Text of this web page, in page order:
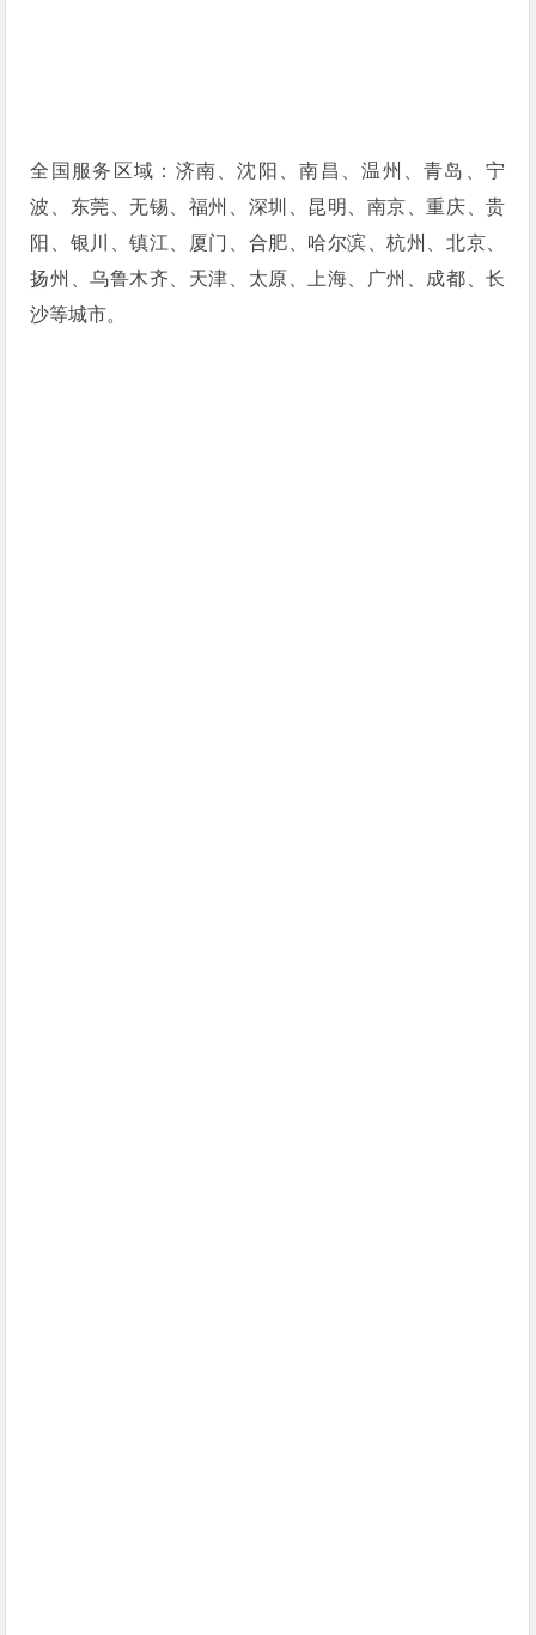
全国服务区域：济南、沈阳、南昌、温州、青岛、宁
波、东莞、无锡、福州、深圳、昆明、南京、重庆、贵
阳、银川、镇江、厦门、合肥、哈尔滨、杭州、北京、
扬州、乌鲁木齐、天津、太原、上海、广州、成都、长
沙等城市。